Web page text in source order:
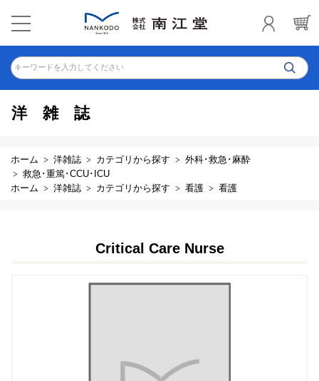
キーワードを入力してください
洋雑誌
ホーム 洋雑誌 カテゴリから探す
外科･救急･麻酔
救急･重篤･CCU･ICU
ホーム
洋雑誌 カテゴリから探す 看護 看護
Critical Care Nurse